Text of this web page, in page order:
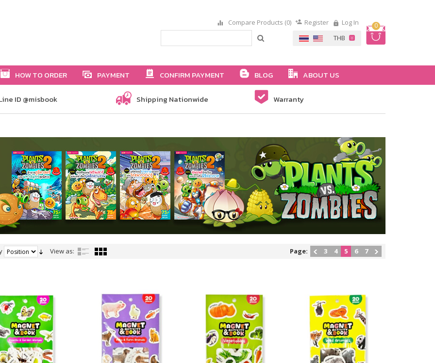
0
Compare Products (0) Register Log In
HOW TO ORDER PAYMENT CONFIRM PAYMENT BLOG ABOUT US
ID @misbook Shipping Nationwide Warranty
View as: Page: 3 4 5 6 7